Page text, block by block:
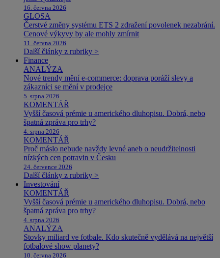
16. června 2026
GLOSA
Čerstvé změny systému ETS 2 zdražení povolenek nezabrání.
Cenové výkyvy by ale mohly zmírnit
11. června 2026
Další články z rubriky >
Finance
ANALÝZA
Nové trendy mění e-commerce: doprava poráží slevy a
zákazníci se mění v prodejce
5. srpna 2026
KOMENTÁŘ
Vyšší časová prémie u amerického dluhopisu. Dobrá, nebo
špatná zpráva pro trhy?
4. srpna 2026
KOMENTÁŘ
Proč máslo nebude navždy levné aneb o neudržitelnosti
nízkých cen potravin v Česku
24. července 2026
Další články z rubriky >
Investování
KOMENTÁŘ
Vyšší časová prémie u amerického dluhopisu. Dobrá, nebo
špatná zpráva pro trhy?
4. srpna 2026
ANALÝZA
Stovky miliard ve fotbale. Kdo skutečně vydělává na největší
fotbalové show planety?
10. června 2026